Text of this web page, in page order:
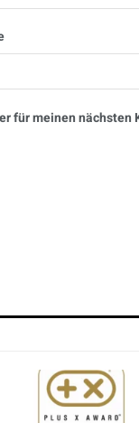
für meinen nächsten